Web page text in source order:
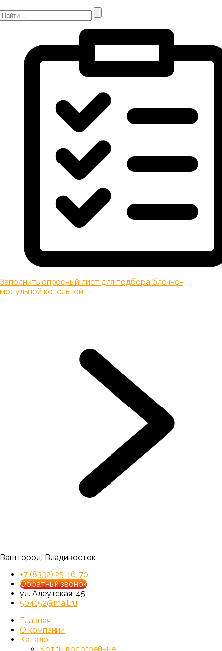
Заполнить опросный лист для подбора блочно-
модульной котельной
Ваш город: Владивосток
+7 (8332) 25-16-70
Обратный звонок
ул. Алеутская, 45
504152@mail.ru
Главная
О компании
Каталог
Котлы водогрейные